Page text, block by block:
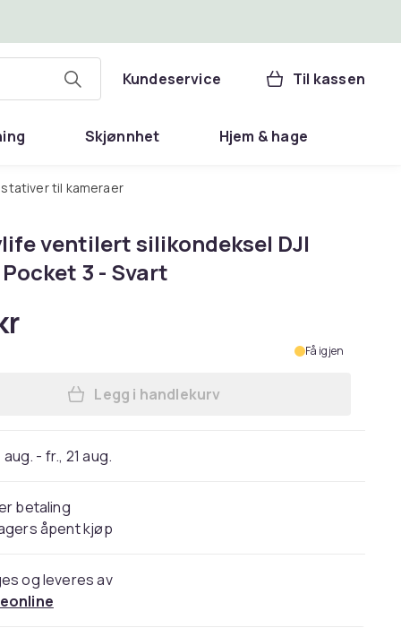
Kundeservice Til kassen
Skjønnhet Hjem & hage
stativer til kameraer
ventilert silikondeksel DJI
3 - Svart
Få igjen
Legg Sunnylife ventilert
Legg i handlekurv
aug. - fr., 21 aug.
betaling
åpent kjøp
og leveres av